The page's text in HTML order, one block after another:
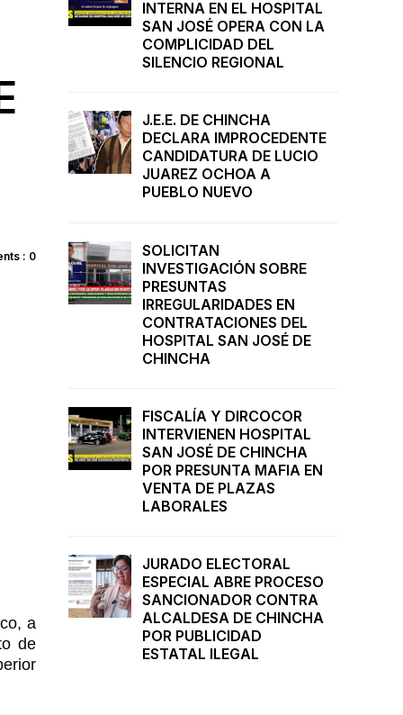
: 0
a
de
INTERNA EN EL HOSPITAL
SAN JOSÉ OPERA CON LA
COMPLICIDAD DEL
SILENCIO REGIONAL
J.E.E. DE CHINCHA
DECLARA IMPROCEDENTE
CANDIDATURA DE LUCIO
JUAREZ OCHOA A
PUEBLO NUEVO
SOLICITAN
INVESTIGACIÓN SOBRE
PRESUNTAS
IRREGULARIDADES EN
CONTRATACIONES DEL
HOSPITAL SAN JOSÉ DE
CHINCHA
FISCALÍA Y DIRCOCOR
INTERVIENEN HOSPITAL
SAN JOSÉ DE CHINCHA
POR PRESUNTA MAFIA EN
VENTA DE PLAZAS
LABORALES
JURADO ELECTORAL
ESPECIAL ABRE PROCESO
SANCIONADOR CONTRA
ALCALDESA DE CHINCHA
POR PUBLICIDAD
ESTATAL ILEGAL